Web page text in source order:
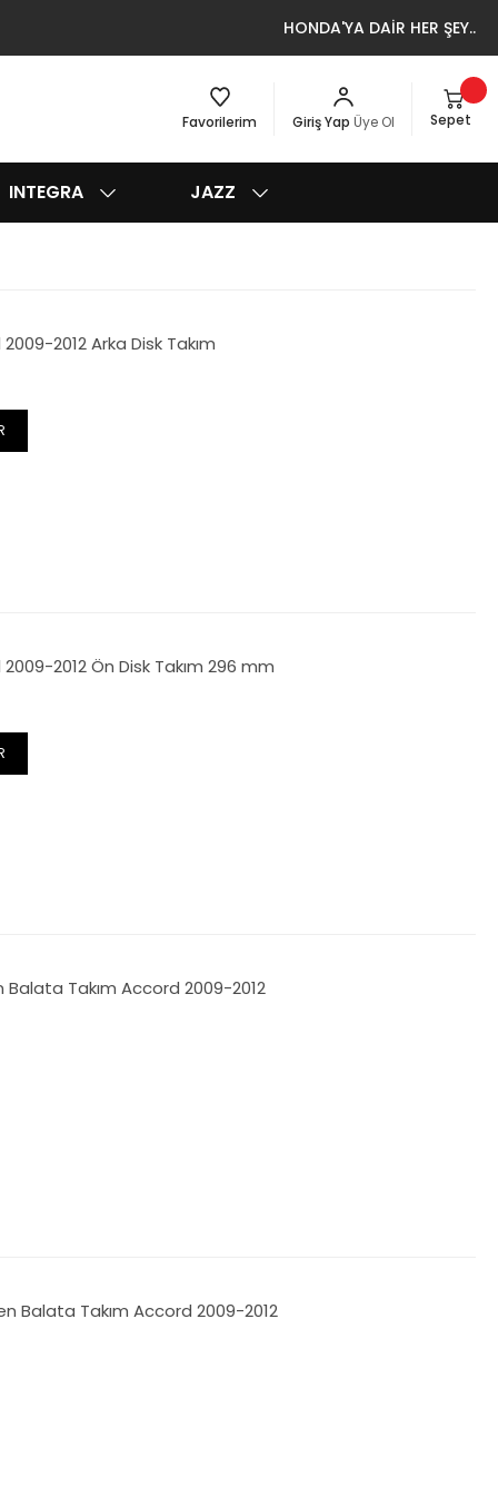
HONDA'YA DAİR HER ŞEY..
Favorilerim Giriş Yap Üye Ol Sepet
INTEGRA JAZZ
2009-2012 Arka Disk Takım
2009-2012 Ön Disk Takım 296 mm
Balata Takım Accord 2009-2012
Balata Takım Accord 2009-2012